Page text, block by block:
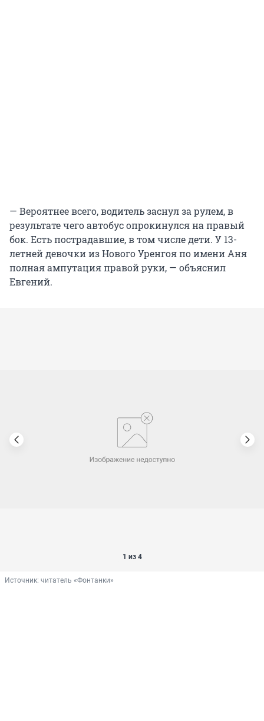
— Вероятнее всего, водитель заснул за рулем, в
результате чего автобус опрокинулся на правый
бок. Есть пострадавшие, в том числе дети. У 13-
летней девочки из Нового Уренгоя по имени Аня
полная ампутация правой руки, — объяснил
Евгений.
1 из 4
Источник: читатель «Фонтанки»